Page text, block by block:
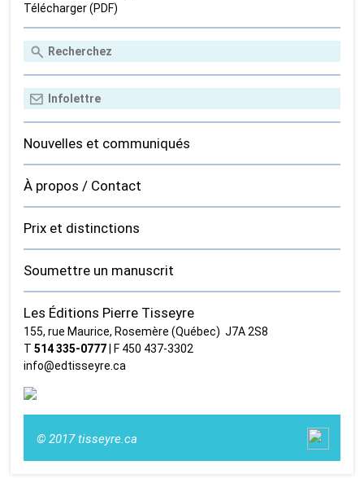
Télécharger (PDF)
Nouvelles et communiqués
À propos / Contact
Prix et distinctions
Soumettre un manuscrit
Les Éditions Pierre Tisseyre
155, rue Maurice, Rosemère (Québec) J7A 2S8
T514 335‑0777| F 450 437‑3302
info@edtisseyre.ca
© 2017 tisseyre.ca